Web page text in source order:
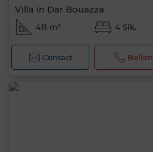
Villa in Dar Bouazza
411 m² 4 Slk.
Contact Bellen